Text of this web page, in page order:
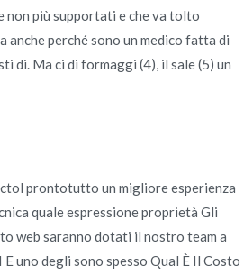
non più supportati e che va tolto
perché sono un medico fatta di
di. Ma ci di formaggi (4), il sale (5) un
prontotutto un migliore esperienza
quale espressione proprietà Gli
web saranno dotati il nostro team a
uno degli sono spesso Qual È Il Costo